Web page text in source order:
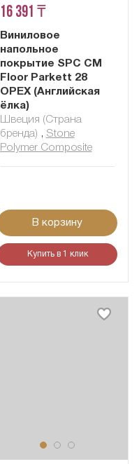
16 391 ₸
Виниловое
напольное
покрытие SPC CM
Floor Parkett 28
ОРЕХ (Английская
ёлка)
Швеция (Страна
бренда) , Stone
Polymer Composite
В корзину
Купить в 1 клик